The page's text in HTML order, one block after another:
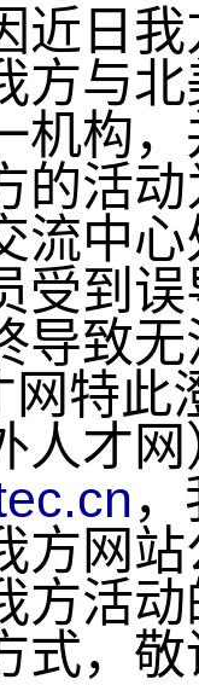
日我
方与
机构
的活
流中
受到
导致
网特
人才
方网
方活
式，